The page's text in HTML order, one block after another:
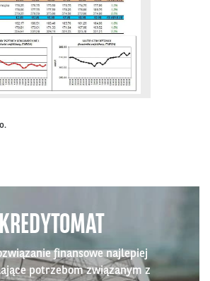
KREDYTOMAT
finansowe najlepiej
potrzebom związanym z